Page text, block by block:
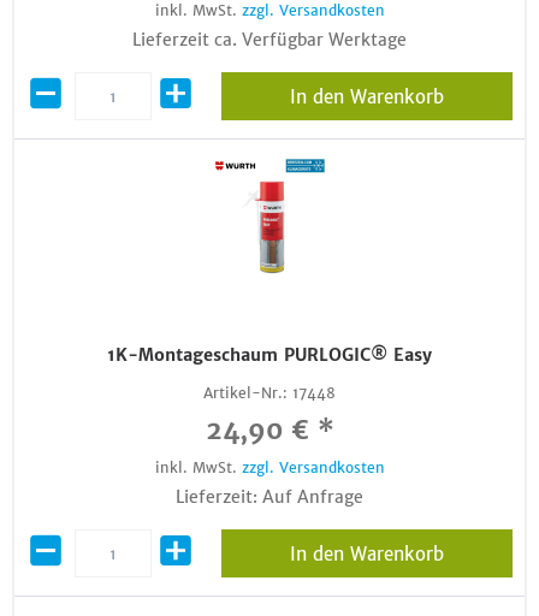
inkl. MwSt. zzgl. Versandkosten
Lieferzeit ca. Verfügbar Werktage
In den Warenkorb
1K-Montageschaum PURLOGIC® Easy
Artikel-Nr.: 17448
24,90 € *
inkl. MwSt. zzgl. Versandkosten
Lieferzeit: Auf Anfrage
In den Warenkorb